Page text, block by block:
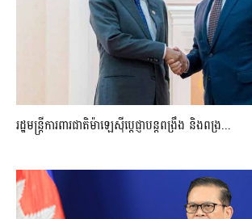
រដ្ឋមន្ត្រីការពារជាតិម៉ាឡេស៊ីប្ដេជ្ញាបន្តពង្រឹង និងពង្រ...